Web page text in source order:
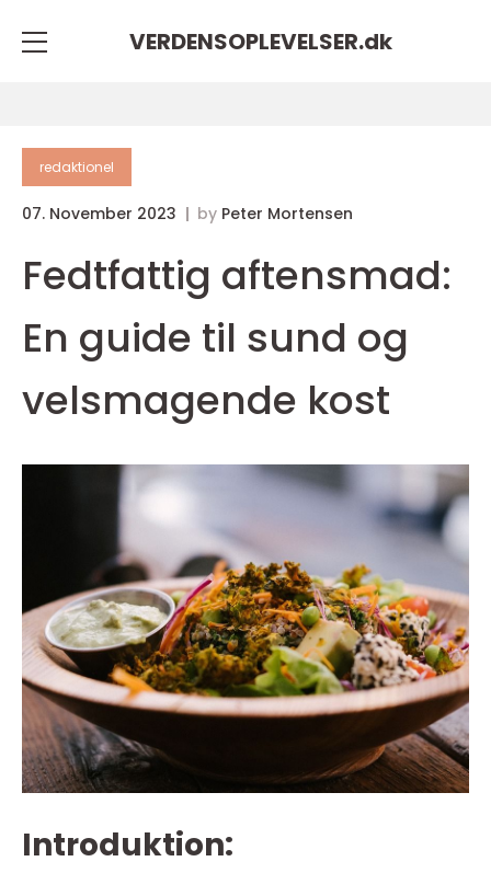
VERDENSOPLEVELSER.dk
redaktionel
07. November 2023 by Peter Mortensen
Fedtfattig aftensmad:
En guide til sund og
velsmagende kost
Introduktion: